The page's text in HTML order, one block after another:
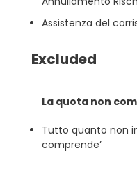
Assistenza del
Excluded
La quota non
Tutto quanto non
comprende’